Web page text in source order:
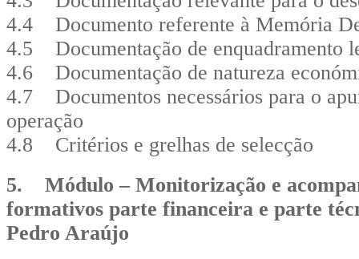
4.4 Documento referente à Memória
4.5 Documentação de enquadramento
4.6 Documentação de natureza
4.7 Documentos necessários para o
operação
4.8 Critérios e grelhas de selecção
5. Módulo – Monitorização e
formativos parte financeira e parte
Pedro Araújo